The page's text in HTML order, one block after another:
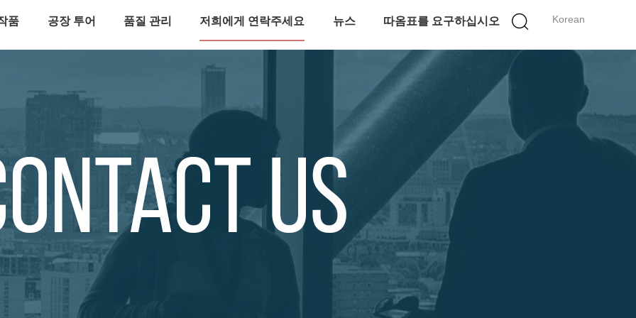
Korean
품 공장 투어 품질 관리 저희에게 연락주세요 뉴스 따옴표를 요구하십시오